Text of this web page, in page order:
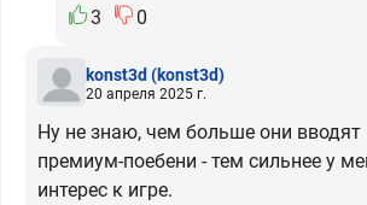
3
0
konst3d(konst3d)
20 апреля 2025 г.
Ну не знаю, чем больше они вводят
премиум-поебени - тем сильнее у
интерес к игре.